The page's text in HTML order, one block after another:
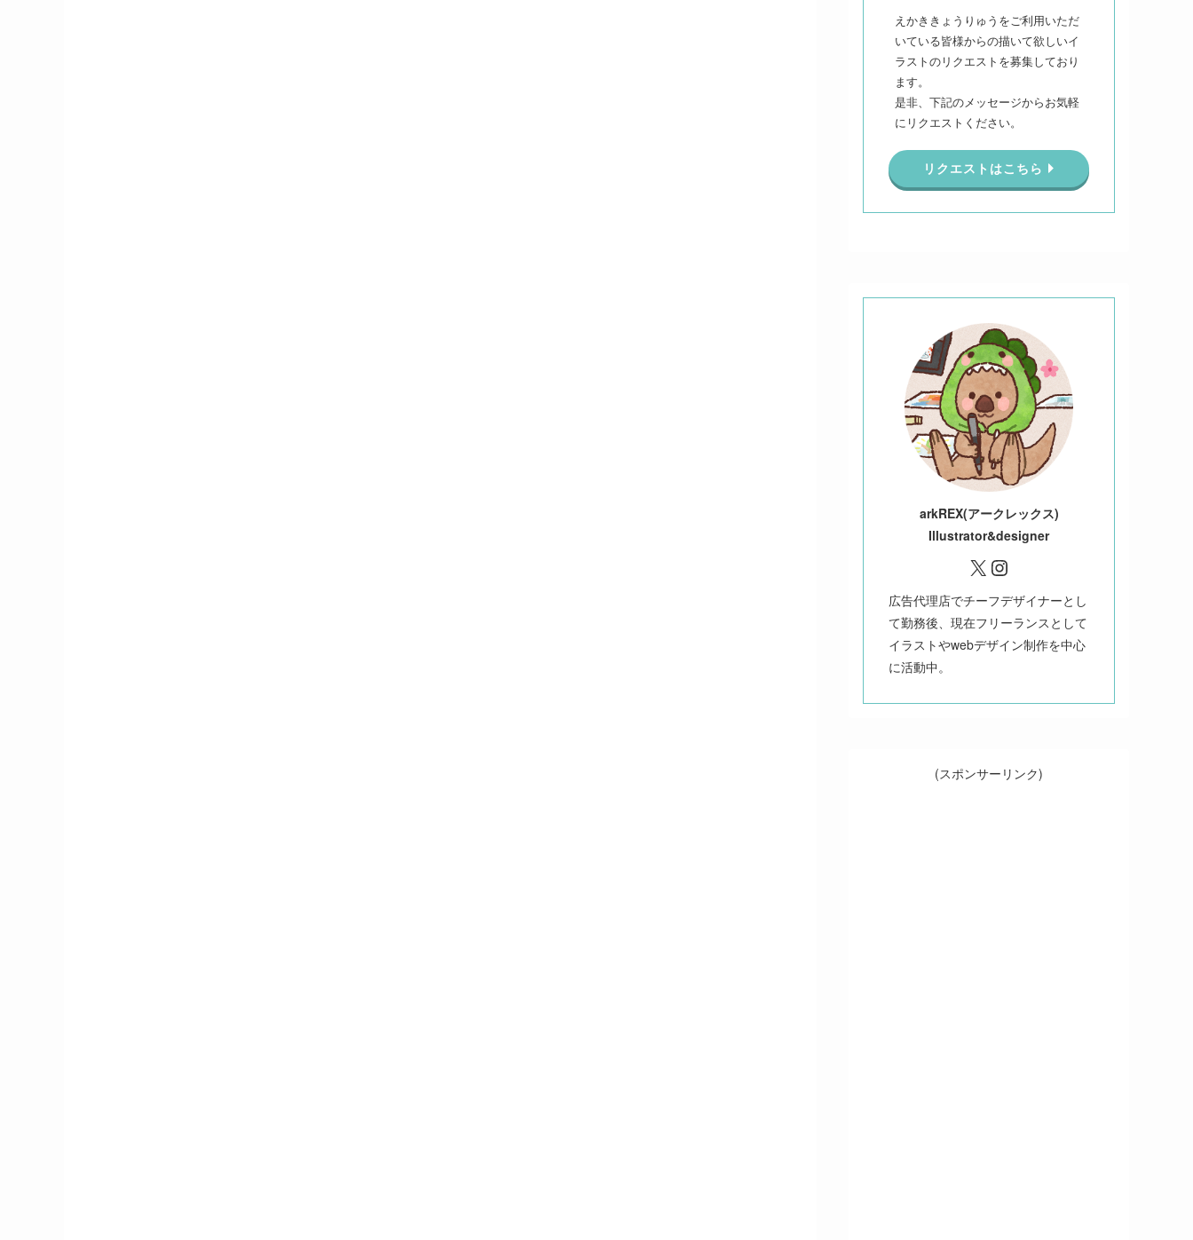
えかききょうりゅうをご利用いただ
いている皆様からの描いて欲しいイ
ラストのリクエストを募集しており
ます。
是非、下記のメッセージからお気軽
にリクエストください。
リクエストはこちら
arkREX(アークレックス)
Illustrator&designer
X Instagram
広告代理店でチーフデザイナーとし
て勤務後、現在フリーランスとして
イラストやwebデザイン制作を中心
に活動中。
(スポンサーリンク)